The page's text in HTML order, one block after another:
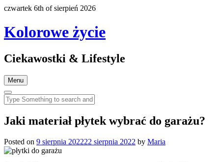
czwartek 6th of sierpień 2026
Kolorowe życie
Ciekawostki & Lifestyle
Menu
Jaki materiał płytek wybrać do garażu?
Posted on 9 sierpnia 202222 sierpnia 2022 by Maria